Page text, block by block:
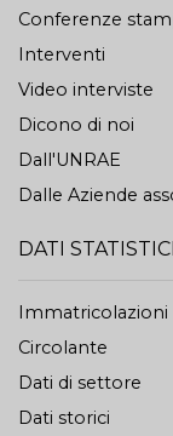
Conferenze
Interventi
Video interviste
Dicono di noi
Dall'UNRAE
Dalle Aziende
DATI STATISTICI
Immatricolazioni
Circolante
Dati di settore
Dati storici